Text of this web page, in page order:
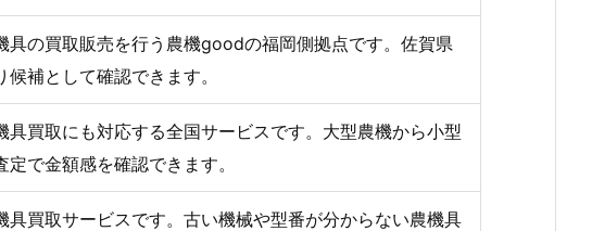
具の買取販売を行う農機goodの福岡側拠点です。佐賀県
補として確認できます。
具買取にも対応する全国サービスです。大型農機から小型
定で金額感を確認できます。
具買取サービスです。古い機械や型番が分からない農機具